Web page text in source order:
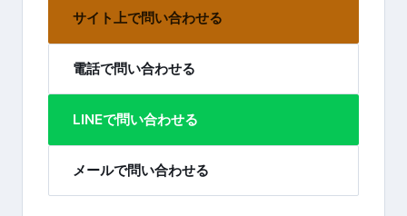
サイト上で問い合わせる
電話で問い合わせる
LINEで問い合わせる
メールで問い合わせる